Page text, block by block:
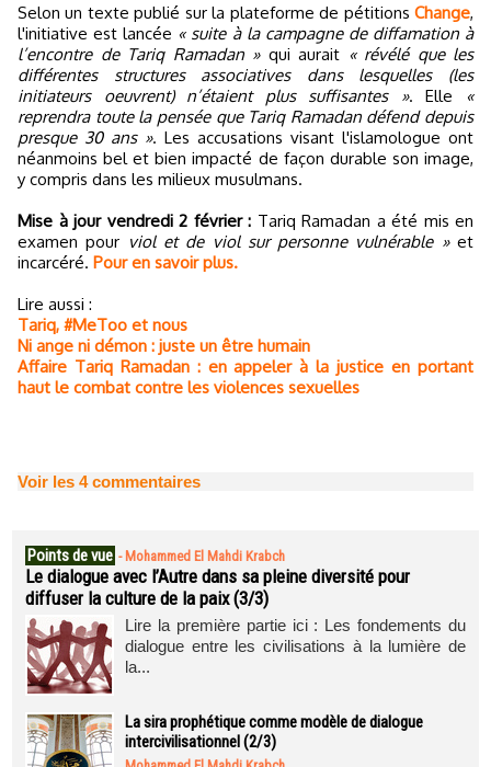
Selon un texte publié sur la plateforme de pétitions Change,
l'initiative est lancée « suite à la campagne de diffamation à
l’encontre de Tariq Ramadan »qui aurait « révélé que les
différentes structures associatives dans lesquelles (les
initiateurs oeuvrent) n’étaient plus suffisantes ». Elle
«
reprendra toute la pensée que Tariq Ramadan défend depuis
presque 30 ans ». Les accusations visant l'islamologue ont
néanmoins bel et bien impacté de façon durable son image,
y compris dans les milieux musulmans.
Mise à jour vendredi 2 février : Tariq Ramadan a été mis en
examen pour viol et de viol sur personne vulnérable »et
incarcéré. Pour en savoir plus.
Lire aussi :
Tariq, #MeToo et nous
Ni ange ni démon : juste un être humain
Affaire Tariq Ramadan : en appeler à la justice en portant
haut le combat contre les violences sexuelles
Voir les 4commentaires
Points de vue - Mohammed El Mahdi Krabch
Le dialogue avec l’Autre dans sa pleine diversité pour
diffuser la culture de la paix (3/3)
Lire la première partie ici : Les fondements du
dialogue entre les civilisations à la lumière de
la...
La sira prophétique comme modèle de dialogue
intercivilisationnel (2/3)